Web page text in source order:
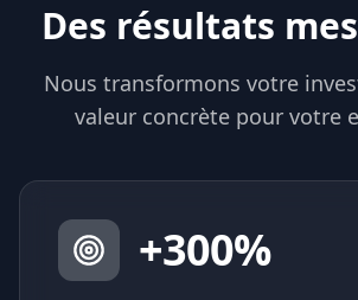
Des résultats
Nous transformons votre
valeur concrète pour votre
+300%